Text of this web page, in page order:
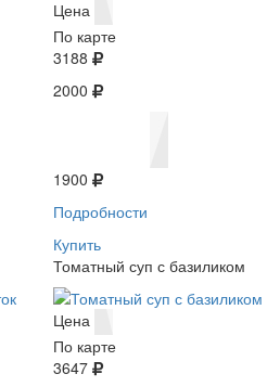
Цена
По карте
3188
2000
1900
Подробности
Купить
Томатный суп с базиликом
Цена
По карте
3647